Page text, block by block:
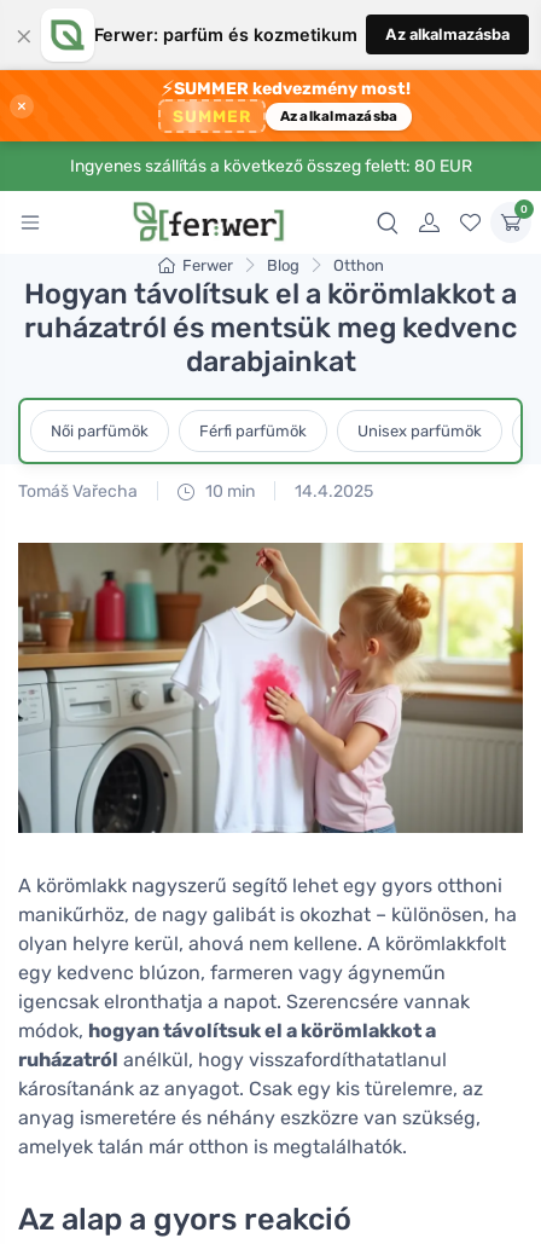
× Ferwer: parfüm és kozmetikum Az alkalmazásba
×
⚡SUMMER kedvezmény most!
SUMMER Az alkalmazásba
Ingyenes szállítás a következő összeg felett: 80 EUR
0
Ferwer Blog Otthon
Hogyan távolítsuk el a körömlakkot a
ruházatról és mentsük meg kedvenc
darabjainkat
Női parfümök Férfi parfümök Unisex parfümök
Tomáš Vařecha 10 min 14.4.2025
A körömlakk nagyszerű segítő lehet egy gyors otthoni
manikűrhöz, de nagy galibát is okozhat – különösen, ha
olyan helyre kerül, ahová nem kellene. A körömlakkfolt
egy kedvenc blúzon, farmeren vagy ágyneműn
igencsak elronthatja a napot. Szerencsére vannak
módok, hogyan távolítsuk el a körömlakkot a
ruházatról anélkül, hogy visszafordíthatatlanul
károsítanánk az anyagot. Csak egy kis türelemre, az
anyag ismeretére és néhány eszközre van szükség,
amelyek talán már otthon is megtalálhatók.
Az alap a gyors reakció